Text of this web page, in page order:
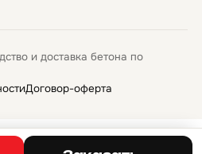
и доставка бетона по
Договор-оферта